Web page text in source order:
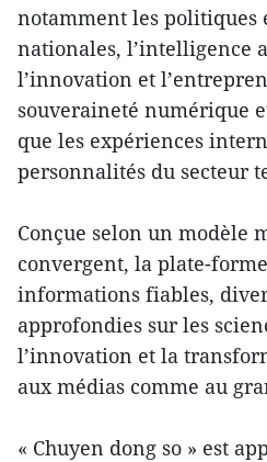
notamment les politiques
nationales, l’intelligence
l’innovation et
souveraineté numérique
que les expériences
personnalités du secteur
Conçue selon un modèle
convergent, la plate-
informations fiables,
approfondies sur les
l’innovation et la
aux médias comme au
« Chuyen dong so » est